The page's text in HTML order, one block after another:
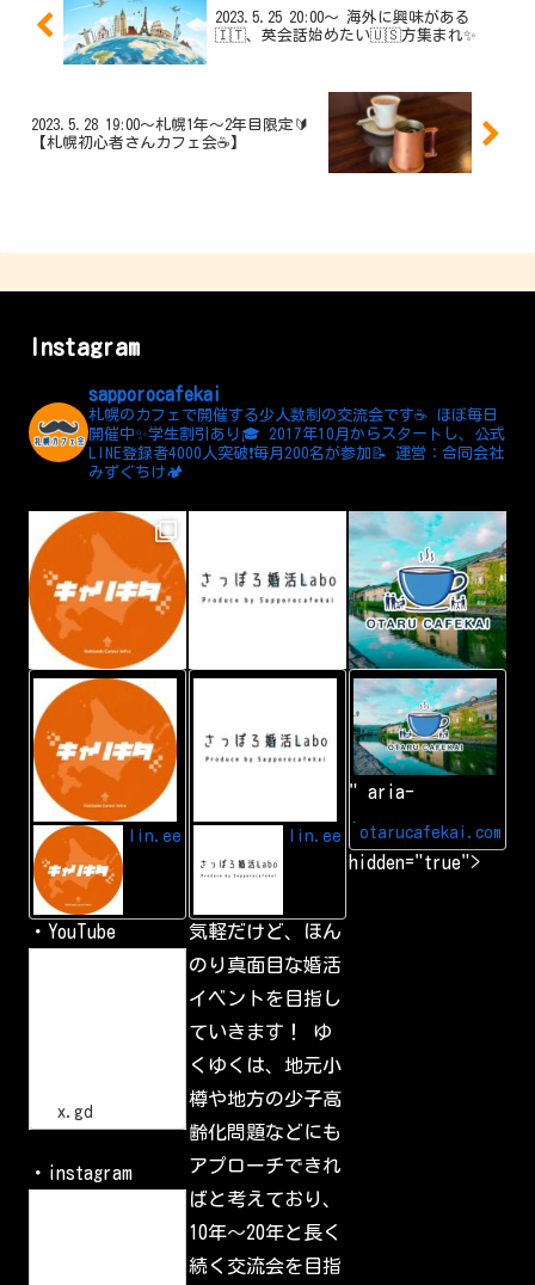
2023.5.25 20:00〜 海外に興味がある
🇮🇹、英会話始めたい🇺🇸方集まれ✨
2023.5.28 19:00〜札幌1年〜2年目限定🔰
【札幌初心者さんカフェ会☕️】
Instagram
sapporocafekai
札幌のカフェで開催する少人数制の交流会です☕️ ほぼ毎日
開催中✨学生割引あり🎓 2017年10月からスタートし、公式
LINE登録者4000人突破❗️毎月200名が参加📝 運営：合同会社
みずぐちけ🏕️
lin.ee
・YouTube
h
t
s
/
/
x
.
g
d
/
p
l
d
x.gd
・instagram
L
o
g
i
n
A
d
d
L
I
N
E
r
i
e
lin.ee
気軽だけど、ほん
のり真面目な婚活
イベントを目指し
ていきます！ ゆ
くゆくは、地元小
樽や地方の少子高
齢化問題などにも
アプローチできれ
ばと考えており、
10年〜20年と長く
続く交流会を目指
otarucafekai.com
" aria-
hidden="true">